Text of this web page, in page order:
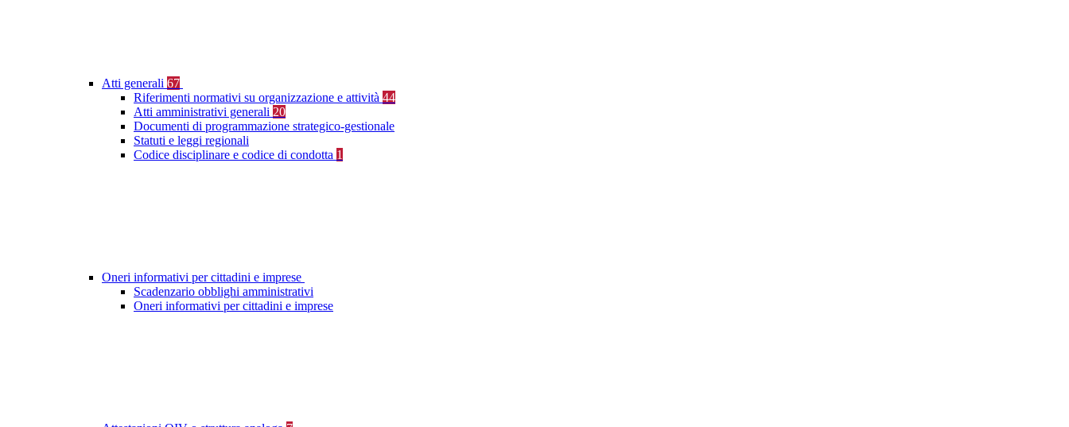
Atti generali 67
Riferimenti normativi su organizzazione e attività 44
Atti amministrativi generali 20
Documenti di programmazione strategico-gestionale
Statuti e leggi regionali
Codice disciplinare e codice di condotta 1
Oneri informativi per cittadini e imprese
Scadenzario obblighi amministrativi
Oneri informativi per cittadini e imprese